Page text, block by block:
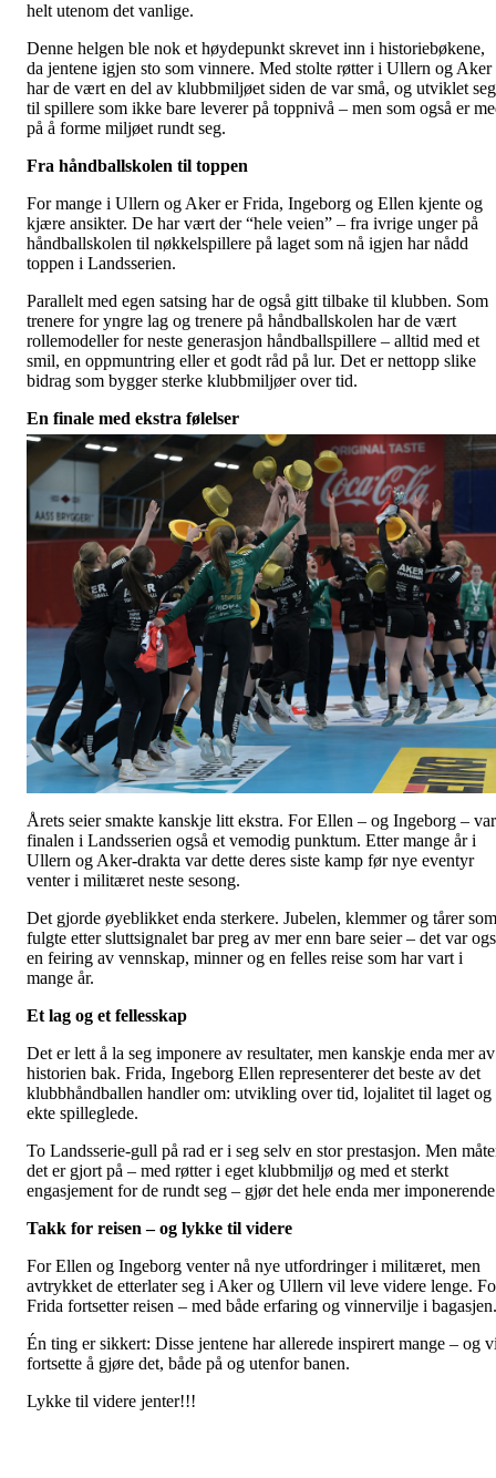
helt utenom det vanlige.
Denne helgen ble nok et høydepunkt skrevet inn i historiebøkene,
da jentene igjen sto som vinnere. Med stolte røtter i Ullern og Aker
har de vært en del av klubbmiljøet siden de var små, og utviklet seg
til spillere som ikke bare leverer på toppnivå – men som også er
på å forme miljøet rundt seg.
Fra håndballskolen til toppen
For mange i Ullern og Aker er Frida, Ingeborg og Ellen kjente og
kjære ansikter. De har vært der “hele veien” – fra ivrige unger på
håndballskolen til nøkkelspillere på laget som nå igjen har nådd
toppen i Landsserien.
Parallelt med egen satsing har de også gitt tilbake til klubben. Som
trenere for yngre lag og trenere på håndballskolen har de vært
rollemodeller for neste generasjon håndballspillere – alltid med et
smil, en oppmuntring eller et godt råd på lur. Det er nettopp slike
bidrag som bygger sterke klubbmiljøer over tid.
En finale med ekstra følelser
Årets seier smakte kanskje litt ekstra. For Ellen – og Ingeborg – var
finalen i Landsserien også et vemodig punktum. Etter mange år i
Ullern og Aker-drakta var dette deres siste kamp før nye eventyr
venter i militæret neste sesong.
Det gjorde øyeblikket enda sterkere. Jubelen, klemmer og tårer som
fulgte etter sluttsignalet bar preg av mer enn bare seier – det var
en feiring av vennskap, minner og en felles reise som har vart i
mange år.
Et lag og et fellesskap
Det er lett å la seg imponere av resultater, men kanskje enda mer av
historien bak. Frida, Ingeborg Ellen representerer det beste av det
klubbhåndballen handler om: utvikling over tid, lojalitet til laget og
ekte spilleglede.
To Landsserie-gull på rad er i seg selv en stor prestasjon. Men
det er gjort på – med røtter i eget klubbmiljø og med et sterkt
engasjement for de rundt seg – gjør det hele enda mer
Takk for reisen – og lykke til videre
For Ellen og Ingeborg venter nå nye utfordringer i militæret, men
avtrykket de etterlater seg i Aker og Ullern vil leve videre lenge.
Frida fortsetter reisen – med både erfaring og vinnervilje i bagasjen.
Én ting er sikkert: Disse jentene har allerede inspirert mange – og
fortsette å gjøre det, både på og utenfor banen.
Lykke til videre jenter!!!